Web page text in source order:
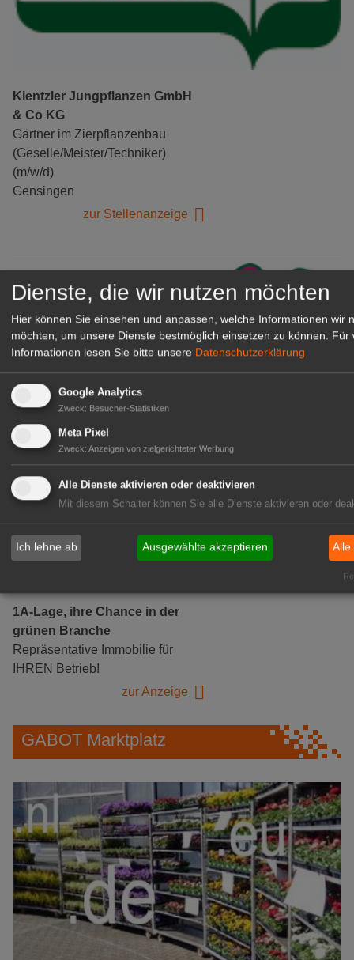
Kientzler Jungpflanzen GmbH
& Co KG
Gärtner im Zierpflanzenbau
(Geselle/Meister/Techniker)
(m/w/d)
Gensingen
zur Stellenanzeige
Gärtnerei Hanns
Mitarbeiter (m/w/d) für unsere
Herongen
GABOT Immobilienangebote
1A-Lage, ihre Chance in der
grünen Branche
Repräsentative Immobilie für
IHREN Betrieb!
zur Anzeige
GABOT Marktplatz
Dienste, die wir nutzen möchten
Hier können Sie einsehen und anpassen, welche Informationen wir
möchten, um unsere Dienste bestmöglich einsetzen zu können. Für
Informationen lesen Sie bitte unsere Datenschutzerklärung
Google Analytics
Zweck: Besucher-Statistiken
Meta Pixel
Zweck: Anzeigen von zielgerichteter Werbung
Alle Dienste aktivieren oder deaktivieren
Mit diesem Schalter können Sie alle Dienste aktivieren oder
Ich lehne ab Ausgewählte akzeptieren Alle